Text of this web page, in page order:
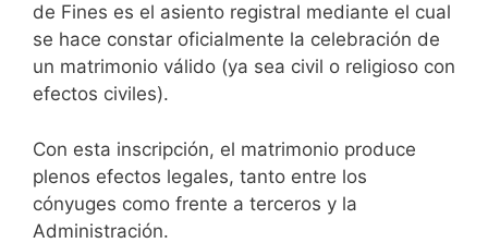
de Fines es el asiento registral mediante el cual
se hace constar oficialmente la celebración de
un matrimonio válido (ya sea civil o religioso con
efectos civiles).
Con esta inscripción, el matrimonio produce
plenos efectos legales, tanto entre los
cónyuges como frente a terceros y la
Administración.